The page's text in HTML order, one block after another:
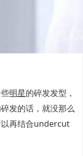
明星的碎发发型，
发的话，就没那么
以再结合undercut